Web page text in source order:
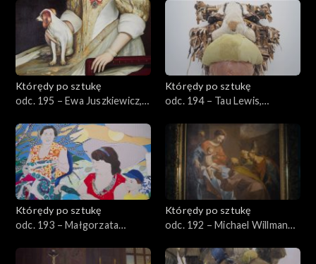
Którędy po sztukę
odc. 195 – Ewa Juszkiewicz,
van den Templem)”
Którędy po sztukę
odc. 194 – Tau Lewis,
Którędy po sztukę
odc. 193 – Małgorzata
świat – czerwiec”
Którędy po sztukę
odc. 192 – Michael Willmann,